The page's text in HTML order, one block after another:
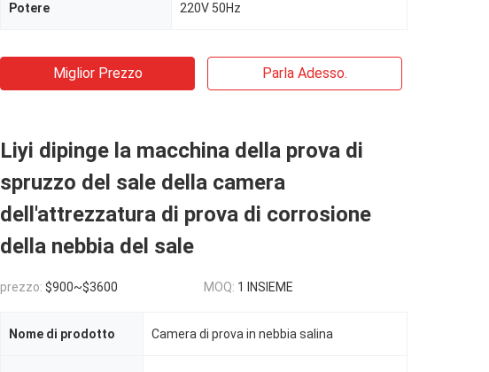
Potere 220V 50Hz
Miglior Prezzo Parla Adesso.
Liyi dipinge la macchina della prova di
spruzzo del sale della camera
dell'attrezzatura di prova di corrosione
della nebbia del sale
prezzo: $900~$3600 MOQ: 1 INSIEME
Nome di prodotto Camera di prova in nebbia salina